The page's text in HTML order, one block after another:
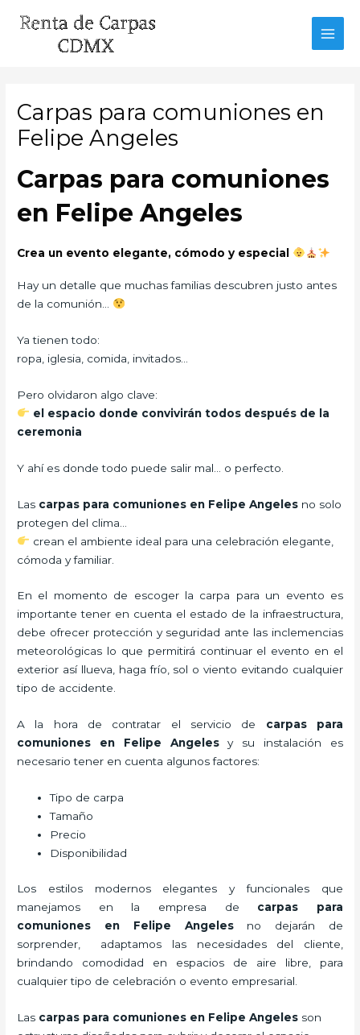
Carpas para comuniones en
Felipe Angeles
Carpas para comuniones
en Felipe Angeles
Crea un evento elegante, cómodo y especial
Hay un detalle que muchas familias descubren justo antes
de la comunión…
Ya tienen todo:
ropa, iglesia, comida, invitados…
Pero olvidaron algo clave:
el espacio donde convivirán todos después de la
ceremonia
Y ahí es donde todo puede salir mal… o perfecto.
Las carpas para comuniones en Felipe Angeles no solo
protegen del clima…
crean el ambiente ideal para una celebración elegante,
cómoda y familiar.
En el momento de escoger la carpa para un evento es
importante tener en cuenta el estado de la infraestructura,
debe ofrecer protección y seguridad ante las inclemencias
meteorológicas lo que permitirá continuar el evento en el
exterior así llueva, haga frío, sol o viento evitando cualquier
tipo de accidente.
A la hora de contratar el servicio de carpas para
comuniones en Felipe Angelesy su instalación es
necesario tener en cuenta algunos factores:
Tipo de carpa
Tamaño
Precio
Disponibilidad
Los estilos modernos elegantes y funcionales que
manejamos en la empresa de carpas para
comuniones en Felipe Angelesno dejarán de
sorprender, adaptamos las necesidades del cliente,
brindando comodidad en espacios de aire libre, para
cualquier tipo de celebración o evento empresarial.
Las carpas para comuniones en Felipe Angeles son